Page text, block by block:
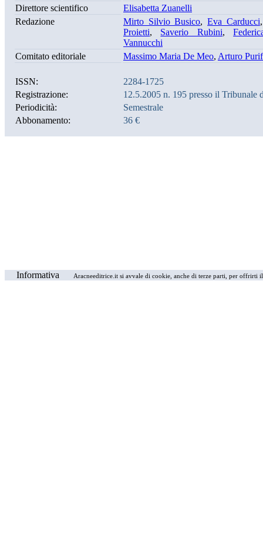
Direttore scientifico
Elisabetta Zuanelli
Redazione
Mirto Silvio Busico,Eva Carducci
Proietti, Saverio Rubini,
Vannucchi
Comitato editoriale
Massimo Maria De Meo, Arturo
ISSN:
2284-1725
Registrazione:
12.5.2005 n. 195 presso il Tribunale
Periodicità:
Semestrale
Abbonamento:
36 €
Informativa Aracneeditrice.it si avvale di cookie, anche di terze parti, per